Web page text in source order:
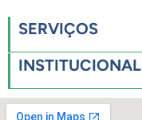
SERVIÇOS
INSTITUCIONAL